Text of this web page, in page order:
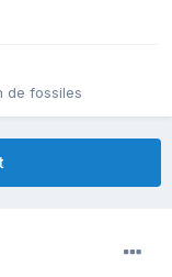
de fossiles